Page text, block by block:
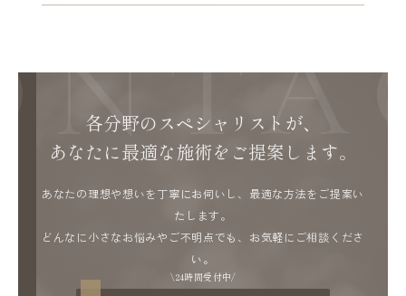
A
お問い合わせ
各分野のスペシャリストが、
あなたに最適な施術をご提案します。
あなたの理想や想いを丁寧にお伺いし、最適な方法をご提案い
たします。
どんなに小さなお悩みやご不明点でも、お気軽にご相談くださ
い。
24時間受付中